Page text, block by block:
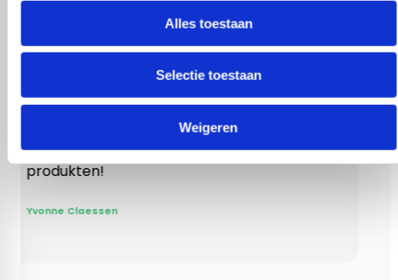
Alles toestaan
Selectie toestaan
Weigeren
op.
Heel behulpzaam, goede service mooie
Yvonne Claessen